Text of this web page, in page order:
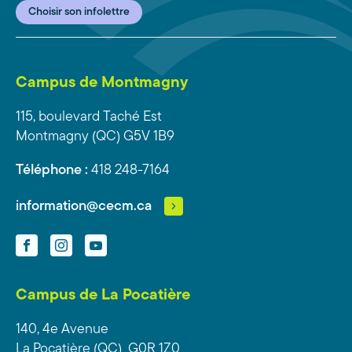
Choisir son infolettre
Campus de Montmagny
115, boulevard Taché Est
Montmagny (QC) G5V 1B9
Téléphone : 418 248-7164
information@cecm.ca
FacebookInstagramYouTube
Campus de La Pocatière
140, 4e Avenue